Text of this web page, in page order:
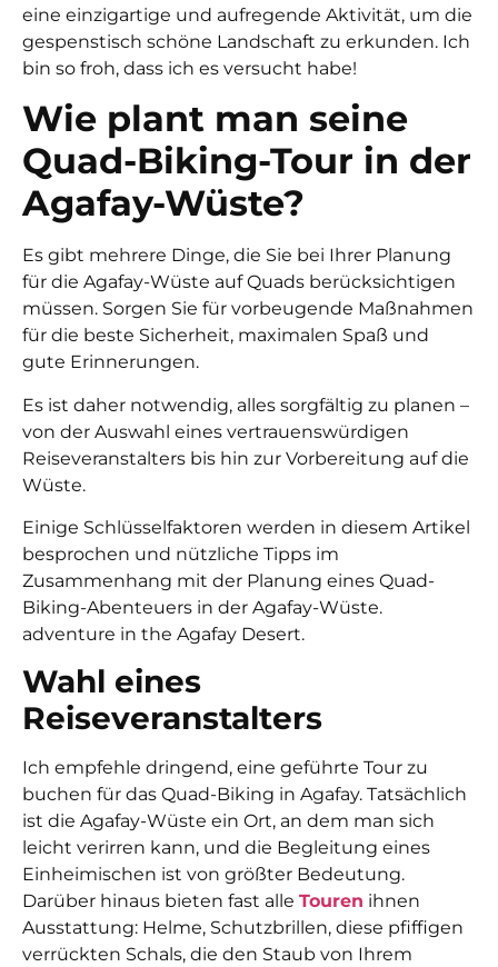
eine einzigartige und aufregende Aktivität, um die
gespenstisch schöne Landschaft zu erkunden. Ich
bin so froh, dass ich es versucht habe!
Wie plant man seine
Quad-Biking-Tour in der
Agafay-Wüste?
Es gibt mehrere Dinge, die Sie bei Ihrer Planung
für die Agafay-Wüste auf Quads berücksichtigen
müssen. Sorgen Sie für vorbeugende Maßnahmen
für die beste Sicherheit, maximalen Spaß und
gute Erinnerungen.
Es ist daher notwendig, alles sorgfältig zu planen –
von der Auswahl eines vertrauenswürdigen
Reiseveranstalters bis hin zur Vorbereitung auf die
Wüste.
Einige Schlüsselfaktoren werden in diesem Artikel
besprochen und nützliche Tipps im
Zusammenhang mit der Planung eines Quad-
Biking-Abenteuers in der Agafay-Wüste.
adventure in the Agafay Desert.
Wahl eines
Reiseveranstalters
Ich empfehle dringend, eine geführte Tour zu
buchen für das Quad-Biking in Agafay. Tatsächlich
ist die Agafay-Wüste ein Ort, an dem man sich
leicht verirren kann, und die Begleitung eines
Einheimischen ist von größter Bedeutung.
Darüber hinaus bieten fast alle Touren ihnen
Ausstattung: Helme, Schutzbrillen, diese pfiffigen
verrückten Schals, die den Staub von Ihrem